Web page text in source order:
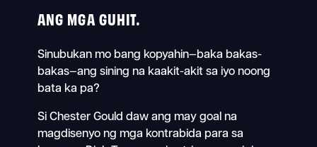
ANG MGA GUHIT.
Sinubukan mo bang kopyahin—baka bakas-
bakas—ang sining na kaakit-akit sa iyo noong
bata ka pa?
Si Chester Gould daw ang may goal na
magdisenyo ng mga kontrabida para sa